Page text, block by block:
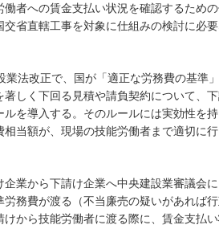
者への賃金支払い状況を確認するための
省直轄工事を対象に仕組みの検討に必
法改正で、国が「適正な労務費の基準
著しく下回る見積や請負契約について、
を導入する。そのルールには実効性を
当額が、現場の技能労働者まで適切に
業から下請け企業へ中央建設業審議会
務費が渡る（不当廉売の疑いがあれば
けから技能労働者に渡る際に、賃金支払